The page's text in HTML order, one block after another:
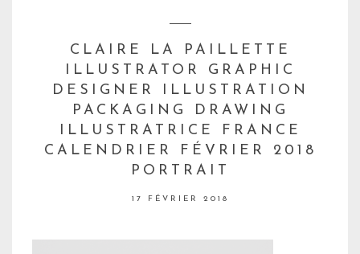
CLAIRE LA PAILLETTE
ILLUSTRATOR GRAPHIC
DESIGNER ILLUSTRATION
PACKAGING DRAWING
ILLUSTRATRICE FRANCE
CALENDRIER FÉVRIER 2018
PORTRAIT
17 FÉVRIER 2018